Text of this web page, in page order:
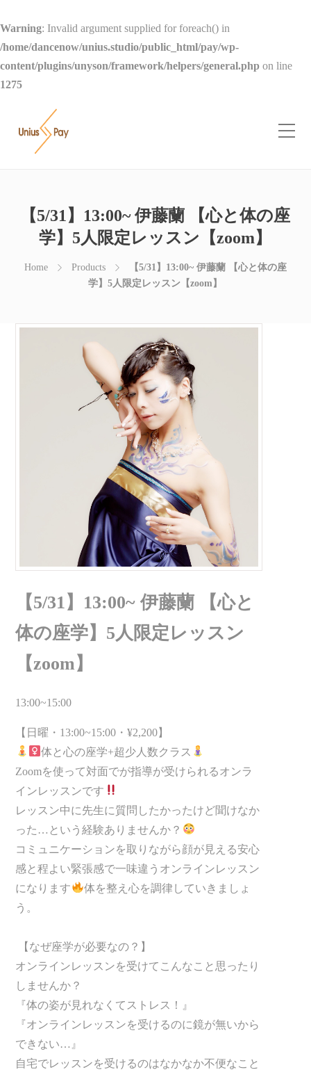
Warning: Invalid argument supplied for foreach() in
/home/dancenow/unius.studio/public_html/pay/wp-
content/plugins/unyson/framework/helpers/general.php on line
1275
【5/31】13:00~ 伊藤蘭 【心と体の座
学】5人限定レッスン【zoom】
Home Products
【5/31】13:00~ 伊藤蘭 【心と体の座
学】5人限定レッスン【zoom】
【5/31】13:00~ 伊藤蘭 【心と
体の座学】5人限定レッスン
【zoom】
13:00~15:00
【日曜・13:00~15:00・¥2,200】
体と心の座学+超少人数クラス
Zoomを使って対面でが指導が受けられるオンラ
インレッスンです
レッスン中に先生に質問したかったけど聞けなか
った…という経験ありませんか？
コミュニケーションを取りながら顔が見える安心
感と程よい緊張感で一味違うオンラインレッスン
になります
体を整え心を調律していきましょ
う。
【なぜ座学が必要なの？】
オンラインレッスンを受けてこんなこと思ったり
しませんか？
『体の姿が見れなくてストレス！』
『オンラインレッスンを受けるのに鏡が無いから
できない…』
自宅でレッスンを受けるのはなかなか不便なこと